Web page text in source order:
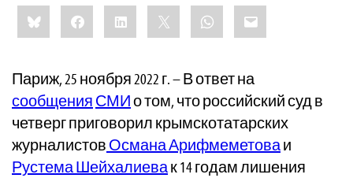
Share
this:BlueskyFacebookLinkedIn WhatsApp
Email
Париж, 25 ноября 2022 г. – В ответ на
сообщения СМИо том, что российский суд в
четверг приговорил крымскотатарских
журналистов Османа Арифмеметоваи
Рустема Шейхалиевак 14 годам лишения